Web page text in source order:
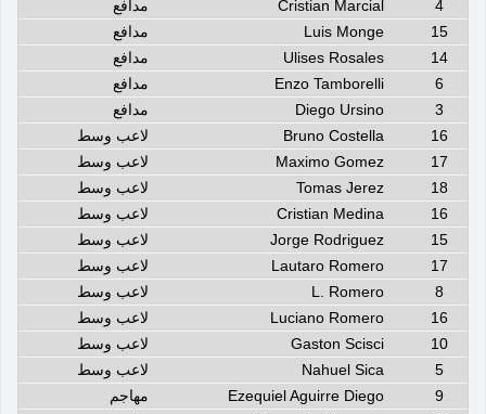
4
Cristian Marcial
مدافع
15
Luis Monge
مدافع
14
Ulises Rosales
مدافع
6
Enzo Tamborelli
مدافع
3
Diego Ursino
مدافع
16
Bruno Costella
لاعب وسط
17
Maximo Gomez
لاعب وسط
18
Tomas Jerez
لاعب وسط
16
Cristian Medina
لاعب وسط
15
Jorge Rodriguez
لاعب وسط
17
Lautaro Romero
لاعب وسط
8
L. Romero
لاعب وسط
16
Luciano Romero
لاعب وسط
10
Gaston Scisci
لاعب وسط
5
Nahuel Sica
لاعب وسط
9
Ezequiel Aguirre Diego
مهاجم